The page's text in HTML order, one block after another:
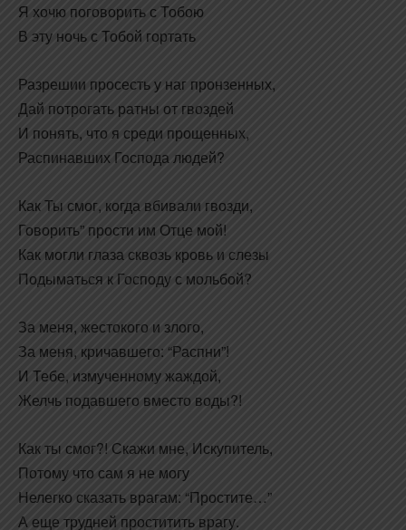
Я хочю поговорить с Тобою
В эту ночь с Тобой гортать
Разрешии просесть у наг пронзенных,
Дай потрогать ратны от гвоздей
И понять, что я среди прощенных,
Распинавших Господа людей?
Как Ты смог, когда вбивали гвозди,
Говорить” прости им Отце мой!
Как могли глаза сквозь кровь и слезы
Подыматься к Господу с мольбой?
За меня, жестокого и злого,
За меня, кричавшего: “Распни”!
И Тебе, измученному жаждой,
Желчь подавшего вместо воды?!
Как ты смог?! Скажи мне, Искупитель,
Потому что сам я не могу
Нелегко сказать врагам: “Простите…”
А еще трудней проститить врагу.